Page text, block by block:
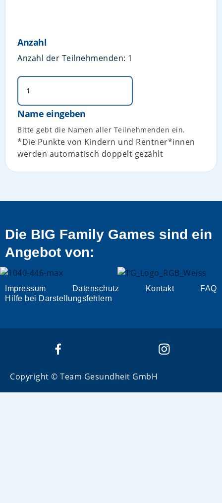
Anzahl
Anzahl der Teilnehmenden: 1
Name eingeben
Bitte gebt die Namen aller Teilnehmenden ein.
*Die Punkte von Kindern und Rentner*innen
werden automatisch doppelt gezählt
Die BIG Family Games sind ein
Angebot von:
Impressum Datenschutz Kontakt
FAQ
Hilfe bei Darstellungsfehlern
Copyright © Team Gesundheit GmbH